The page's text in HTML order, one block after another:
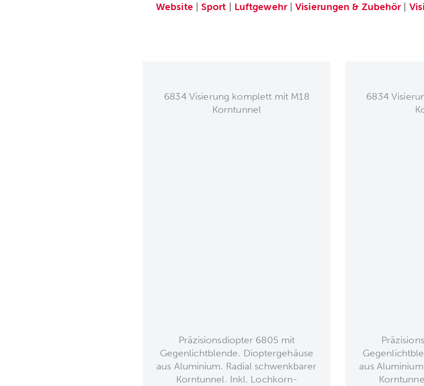
Website |Sport Luftgewehr|Visierungen & Zubehör|
6834 Visierung komplett mit M18
Korntunnel
Präzisionsdiopter 6805 mit
Gegenlichtblende. Dioptergehäuse
aus Aluminium. Radial schwenkbarer
Korntunnel. Inkl. Lochkorn-
6834
aus